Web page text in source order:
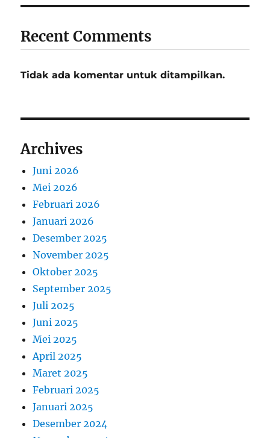
Recent Comments
Tidak ada komentar untuk ditampilkan.
Archives
Juni 2026
Mei 2026
Februari 2026
Januari 2026
Desember 2025
November 2025
Oktober 2025
September 2025
Juli 2025
Juni 2025
Mei 2025
April 2025
Maret 2025
Februari 2025
Januari 2025
Desember 2024